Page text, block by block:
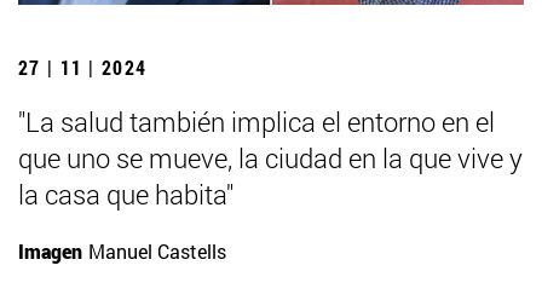
27 | 11 | 2024
"La salud también implica el entorno en el
que uno se mueve, la ciudad en la que vive y
la casa que habita"
Imagen Manuel Castells